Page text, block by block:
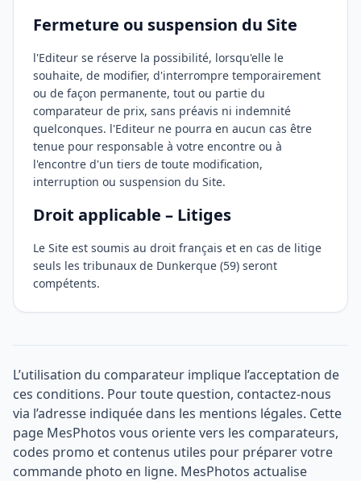
Fermeture ou suspension du Site
l'Editeur se réserve la possibilité, lorsqu'elle le
souhaite, de modifier, d'interrompre temporairement
ou de façon permanente, tout ou partie du
comparateur de prix, sans préavis ni indemnité
quelconques. l'Editeur ne pourra en aucun cas être
tenue pour responsable à votre encontre ou à
l'encontre d'un tiers de toute modification,
interruption ou suspension du Site.
Droit applicable – Litiges
Le Site est soumis au droit français et en cas de litige
seuls les tribunaux de Dunkerque (59) seront
compétents.
L’utilisation du comparateur implique l’acceptation de
ces conditions. Pour toute question, contactez-nous
via l’adresse indiquée dans les mentions légales. Cette
page MesPhotos vous oriente vers les comparateurs,
codes promo et contenus utiles pour préparer votre
commande photo en ligne. MesPhotos actualise